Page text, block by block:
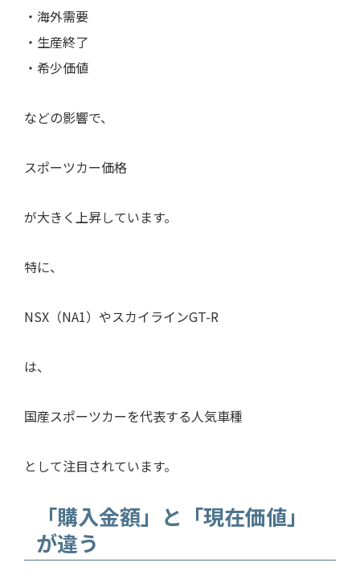
・海外需要
・生産終了
・希少価値
などの影響で、
スポーツカー価格
が大きく上昇しています。
特に、
NSX（NA1）やスカイラインGT-R
は、
国産スポーツカーを代表する人気車種
として注目されています。
「購入金額」と「現在価値」
が違う